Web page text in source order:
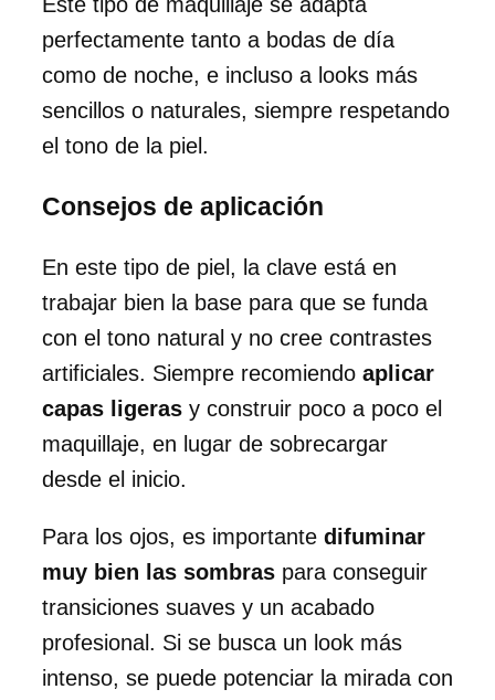
perfectamente tanto a bodas de día
como de noche, e incluso a looks más
sencillos o naturales, siempre respetando
el tono de la piel.
Consejos de aplicación
En este tipo de piel, la clave está en
trabajar bien la base para que se funda
con el tono natural y no cree contrastes
artificiales. Siempre recomiendo aplicar
capas ligeras y construir poco a poco el
maquillaje, en lugar de sobrecargar
desde el inicio.
Para los ojos, es importante difuminar
muy bien las sombras para conseguir
transiciones suaves y un acabado
profesional. Si se busca un look más
intenso, se puede potenciar la mirada con